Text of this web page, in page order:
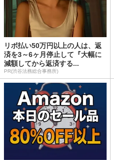
リボ払い50万円以上の人は、返
済を3～6ヶ月停止して『大幅に
減額してから返済する...
PR(渋谷法務総合事務所)